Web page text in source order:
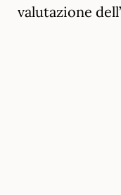
valutazione